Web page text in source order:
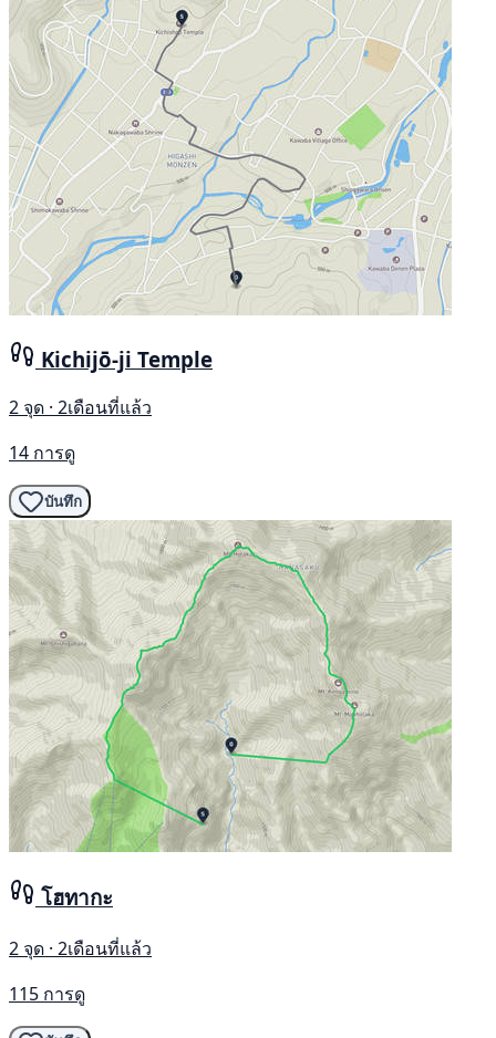
Kichijō-ji Temple
2 จุด · 2เดือนที่แล้ว
14 การดู
บันทึก
โฮทากะ
2 จุด · 2เดือนที่แล้ว
115 การดู